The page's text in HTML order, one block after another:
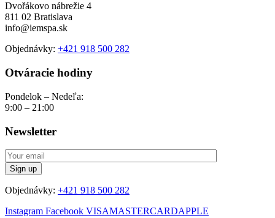
Dvořákovo nábrežie 4
811 02 Bratislava
info@iemspa.sk
Objednávky: +421 918 500 282
Otváracie hodiny
Pondelok – Nedeľa:
9:00 – 21:00
Newsletter
Objednávky: +421 918 500 282
Instagram Facebook VISAMASTERCARDAPPLE